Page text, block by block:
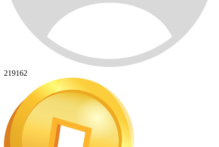
219162